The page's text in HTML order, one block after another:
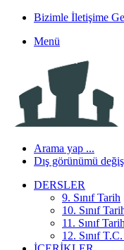
Bizimle İletişime
Menü
Arama yap ...
Dış görünümü
DERSLER
9. Sınıf Tarih
10. Sınıf
11. Sınıf Tarih
12. Sınıf